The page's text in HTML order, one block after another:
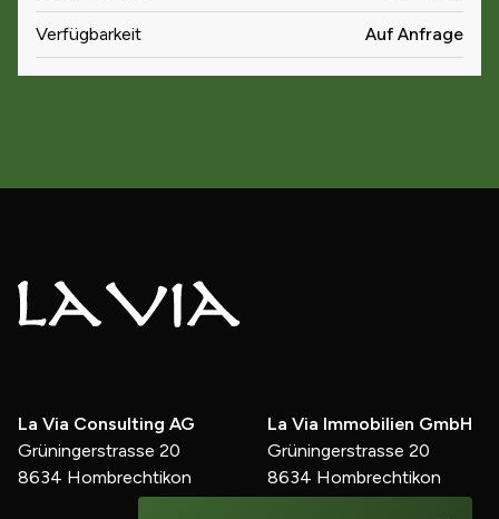
Verfügbarkeit Auf Anfrage
La Via Consulting AG
Grüningerstrasse 20
8634 Hombrechtikon
La Via Immobilien GmbH
Grüningerstrasse 20
8634 Hombrechtikon